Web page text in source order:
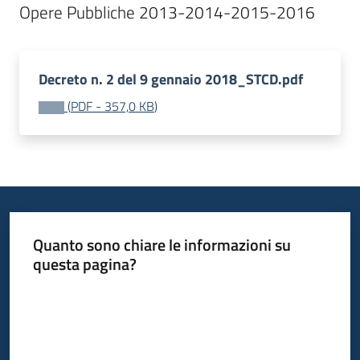
Decreto n. 2 del 9 gennaio 2018_STCD.pdf
(PDF - 357,0 KB)
Quanto sono chiare le informazioni su
questa pagina?